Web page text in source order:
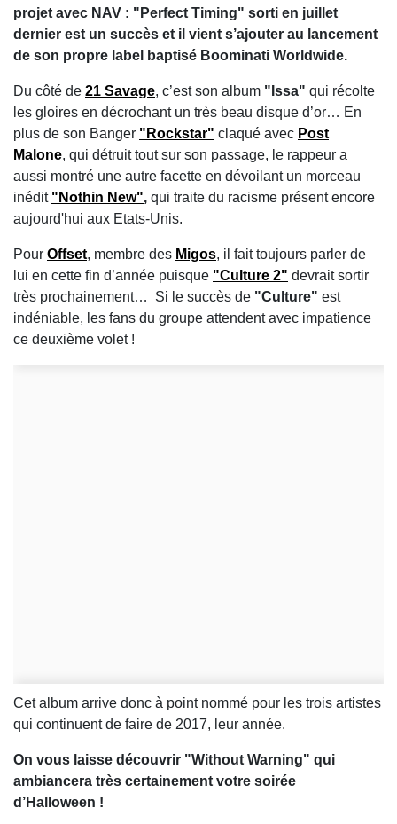
projet avec NAV : "Perfect Timing" sorti en juillet
dernier est un succès et il vient s’ajouter au lancement
de son propre label baptisé Boominati Worldwide.
Du côté de 21 Savage, c’est son album "Issa" qui récolte
les gloires en décrochant un très beau disque d’or… En
plus de son Banger "Rockstar" claqué avec Post
Malone, qui détruit tout sur son passage, le rappeur a
aussi montré une autre facette en dévoilant un morceau
inédit "Nothin New", qui traite du racisme présent encore
aujourd'hui aux Etats-Unis.
Pour Offset, membre des Migos, il fait toujours parler de
lui en cette fin d’année puisque "Culture 2" devrait sortir
très prochainement… Si le succès de "Culture" est
indéniable, les fans du groupe attendent avec impatience
ce deuxième volet !
Cet album arrive donc à point nommé pour les trois artistes
qui continuent de faire de 2017, leur année.
On vous laisse découvrir "Without Warning" qui
ambiancera très certainement votre soirée
d’Halloween !